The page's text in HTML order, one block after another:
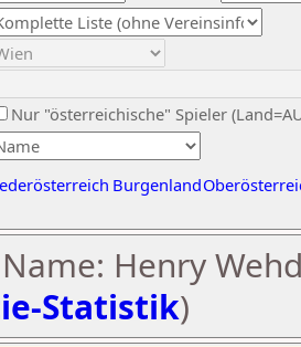
Nur "österreichische" Spieler
Burgenland
Henry
Statistik)